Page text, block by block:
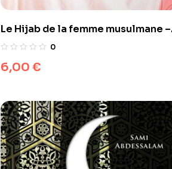
Le Hijab de la femme musulmane –
Nouvelle edition revue, corrigée et
0
6,00 €